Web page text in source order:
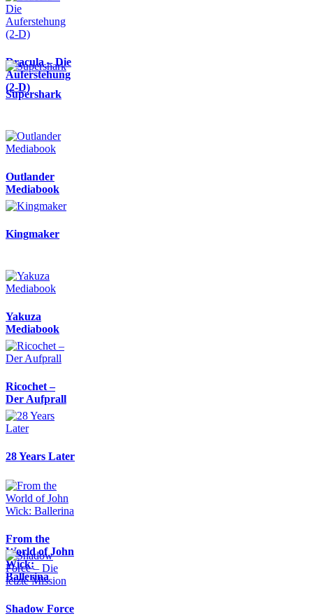
Dracula – Die
Auferstehung
(2-D)
Supershark
Outlander
Mediabook
Kingmaker
Yakuza
Mediabook
Ricochet –
Der Aufprall
28 Years Later
From the
World of John
Wick:
Ballerina
Shadow Force